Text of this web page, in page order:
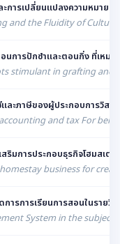
การเปลี่ยนแปลงความหมาย
and the Fluidity of
นการปักชำและตอนกิ่ง ที่เหม
stimulant in grafting and
ะภาษีของผู้ประกอบการวิสา
and tax For
ริมการประกอบธุรกิจโฮมสเต
business for
การการเรียนการสอนในราย
System in the